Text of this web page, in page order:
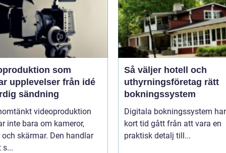
som
från idé
sändning
videoproduktion
inte bara om kameror,
skärmar. Den handlar
s...
Så väljer hotell och
uthyrningsföretag rätt
bokningssystem
Digitala bokningssystem
kort tid gått från att vara en
praktisk detalj till...